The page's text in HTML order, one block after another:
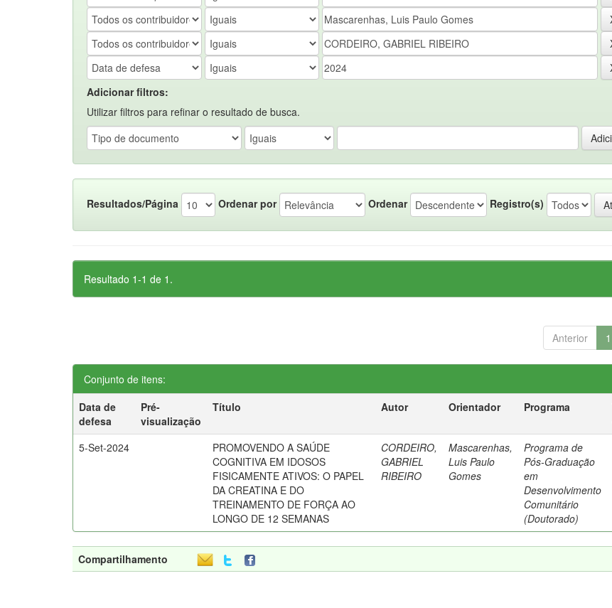
Adicionar filtros:
Utilizar filtros para refinar o resultado de busca.
Resultados/Página Ordenar por Ordenar Registro(s)
Resultado 1-1 de 1.
Anterior 1
Conjunto de itens:
Data de
defesa
Pré-
visualização
Título Autor Orientador Programa
5-Set-2024
PROMOVENDO A SAÚDE
COGNITIVA EM IDOSOS
FISICAMENTE ATIVOS: O PAPEL
DA CREATINA E DO
TREINAMENTO DE FORÇA AO
LONGO DE 12 SEMANAS
CORDEIRO,
GABRIEL
RIBEIRO
Mascarenhas,
Luis Paulo
Gomes
Programa de
Pós-Graduação
em
Desenvolvimento
Comunitário
(Doutorado)
Compartilhamento